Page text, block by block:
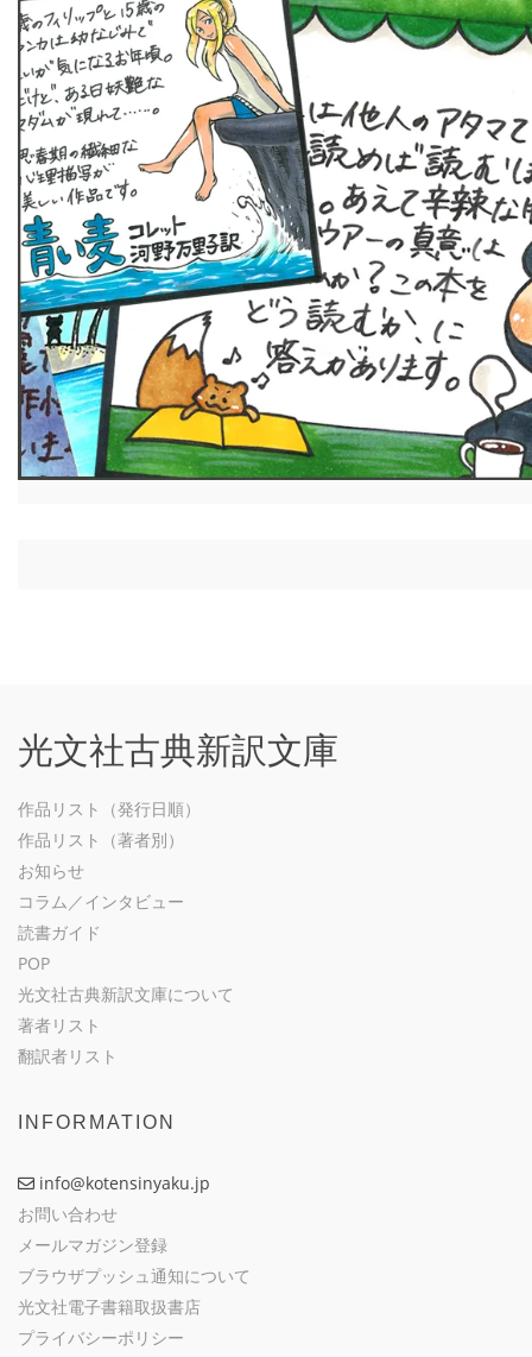
光文社古典新訳文庫
作品リスト（発行日順）
作品リスト（著者別）
お知らせ
コラム／インタビュー
読書ガイド
POP
光文社古典新訳文庫について
著者リスト
翻訳者リスト
INFORMATION
info@kotensinyaku.jp
お問い合わせ
メールマガジン登録
ブラウザプッシュ通知について
光文社電子書籍取扱書店
プライバシーポリシー